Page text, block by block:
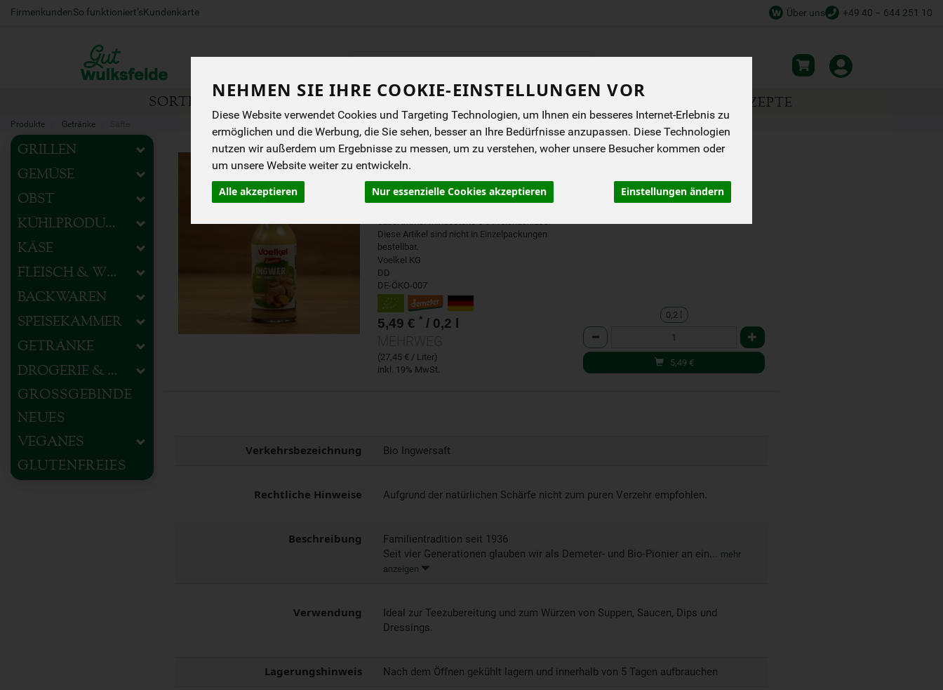
NEHMEN SIE IHRE COOKIE-EINSTELLUNGEN VOR
Diese Website verwendet Cookies und Targeting Technologien, um Ihnen ein besseres Internet-Erlebnis zu
ermöglichen und die Werbung, die Sie sehen, besser an Ihre Bedürfnisse anzupassen. Diese Technologien
nutzen wir außerdem um Ergebnisse zu messen, um zu verstehen, woher unsere Besucher kommen oder
um unsere Website weiter zu entwickeln.
Alle akzeptieren Nur essenzielle Cookies akzeptieren Einstellungen ändern
FirmenkundenSo funktioniert’sKundenkarte +49 40 – 644 251 10
Über uns
Produkt
SORTIMENT REZEPTE
Produkte Getränke
GRILLEN
GEMÜSE
OBST
KÜHLPRODUKTE
KÄSE
FLEISCH & WURST
BACKWAREN
SPEISEKAMMER
GETRÄNKE
DROGERIE & HAUSHALT
GROSSGEBINDE
NEUES
VEGANES
GLUTENFREIES
INGWERSAFT
Sich bevorraten und dabei sparen. In unserer
neuen Kategorie können sie Artikel in ganzen
dabei immer mindestens 5% Preisnachlass.
Diese Artikel sind nicht in Einzelpackungen
bestellbar.
Voelkel KG
DD
DE-ÖKO-007
5,49 € * / 0,2 l
(27,45 € / Liter)
inkl. 19% MwSt.
0,2 l
Anzahl
5,49 €
Verkehrsbezeichnung Bio Ingwersaft
Rechtliche Hinweise Aufgrund der natürlichen Schärfe nicht zum puren Verzehr empfohlen.
Beschreibung
Familientradition seit 1936
Seit vier Generationen glauben wir als Demeter- und Bio-Pionier an ein... mehr
anzeigen
Verwendung
Ideal zur Teezubereitung und zum Würzen von Suppen, Saucen, Dips und
Dressings.
Lagerungshinweis Nach dem Öffnen gekühlt lagern und innerhalb von 5 Tagen aufbrauchen